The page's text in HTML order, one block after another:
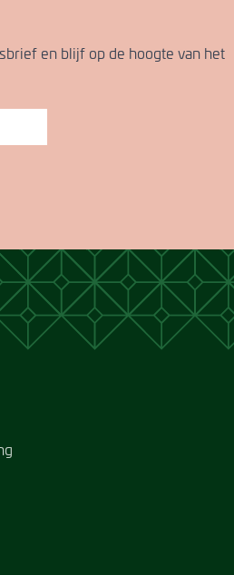
en blijf op de hoogte van het